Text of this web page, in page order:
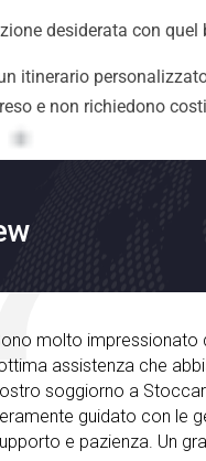
desiderata con
itinerario
e non richiedono
da Noble
che abbiamo ricevuto
Stoccarda. Erano ben
con le gemme nascoste
Un grande grazie a